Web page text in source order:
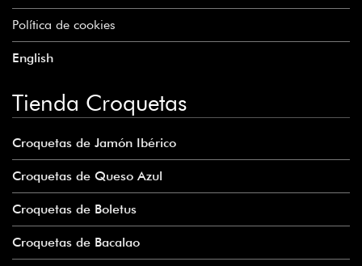
Política de cookies
English
Tienda Croquetas
Croquetas de Jamón Ibérico
Croquetas de Queso Azul
Croquetas de Boletus
Croquetas de Bacalao